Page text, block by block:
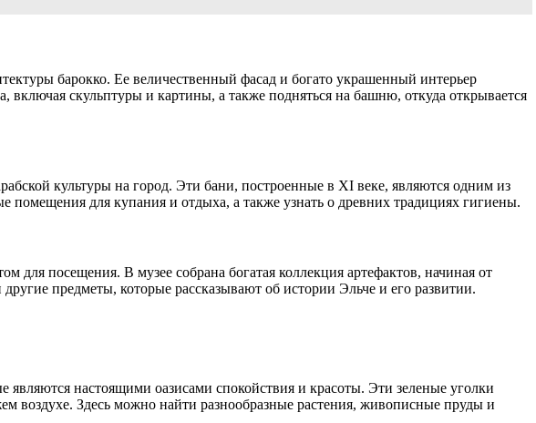
барокко. Ее величественный фасад и богато украшенный интерьер
скульптуры и картины, а также подняться на башню, откуда открывается
культуры на город. Эти бани, построенные в XI веке, являются одним из
для купания и отдыха, а также узнать о древних традициях гигиены.
для посещения. В музее собрана богатая коллекция артефактов, начиная от
предметы, которые рассказывают об истории Эльче и его развитии.
настоящими оазисами спокойствия и красоты. Эти зеленые уголки
воздухе. Здесь можно найти разнообразные растения, живописные пруды и